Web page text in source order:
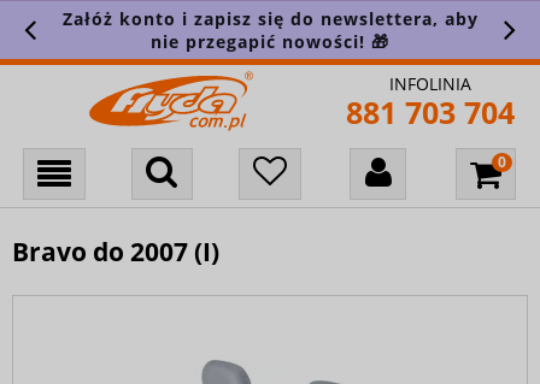
Załóż konto i zapisz się do newslettera, aby
nie przegapić nowości! 🎁
INFOLINIA
881 703 704
Bravo do 2007 (I)